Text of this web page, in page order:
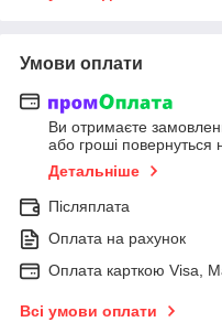
Умови оплати
Ви отримаєте
або гроші повернуться
Детальніше
Післяплата
Оплата на рахунок
Оплата карткою Visa,
Всі умови оплати